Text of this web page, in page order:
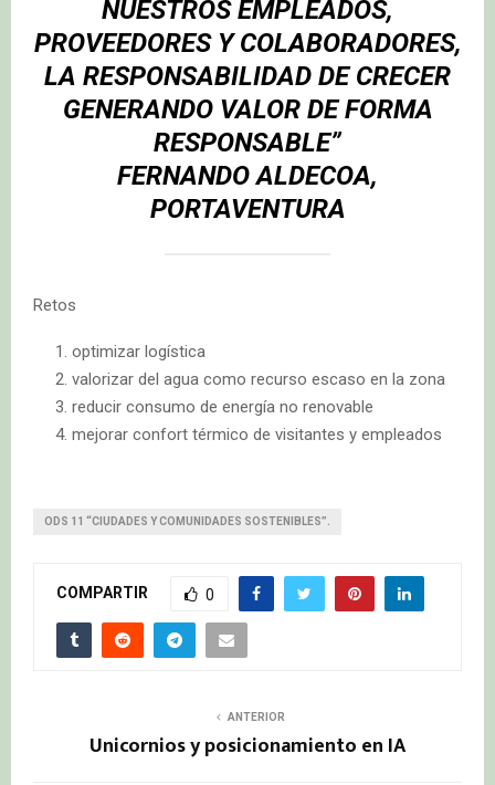
NUESTROS EMPLEADOS,
PROVEEDORES Y COLABORADORES,
LA RESPONSABILIDAD DE CRECER
GENERANDO VALOR DE FORMA
RESPONSABLE”
FERNANDO ALDECOA,
PORTAVENTURA
Retos
optimizar logística
valorizar del agua como recurso escaso en la zona
reducir consumo de energía no renovable
mejorar confort térmico de visitantes y empleados
ODS 11 “CIUDADES Y COMUNIDADES SOSTENIBLES”.
COMPARTIR 0
ANTERIOR
Unicornios y posicionamiento en IA